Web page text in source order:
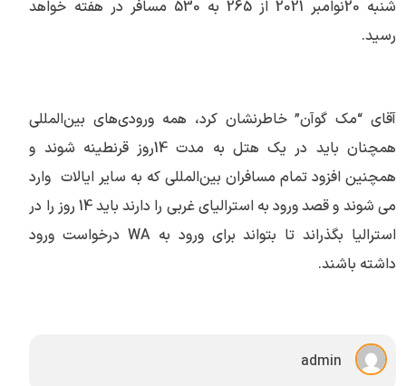
شنبه 20نوامبر 2021 از 265 به 530 مسافر در هفته خواهد
رسید.
آقای “مک گوآن” خاطرنشان کرد، همه ورودی‌های بین‌المللی
همچنان باید در یک هتل به مدت 14روز قرنطینه شوند و
همچنین افزود تمام مسافران بین‌المللی که به سایر ایالات وارد
می شوند و قصد ورود به استرالیای غربی را دارند باید 14 روز را در
استرالیا بگذراند تا بتواند برای ورود به WA درخواست ورود
داشته باشند.
admin